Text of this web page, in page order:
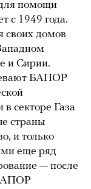
помощи
с 1949 года.
домов
и Сирии.
БАПОР
секторе Газа
страны
и только
еще ряд
— после
БАПОР